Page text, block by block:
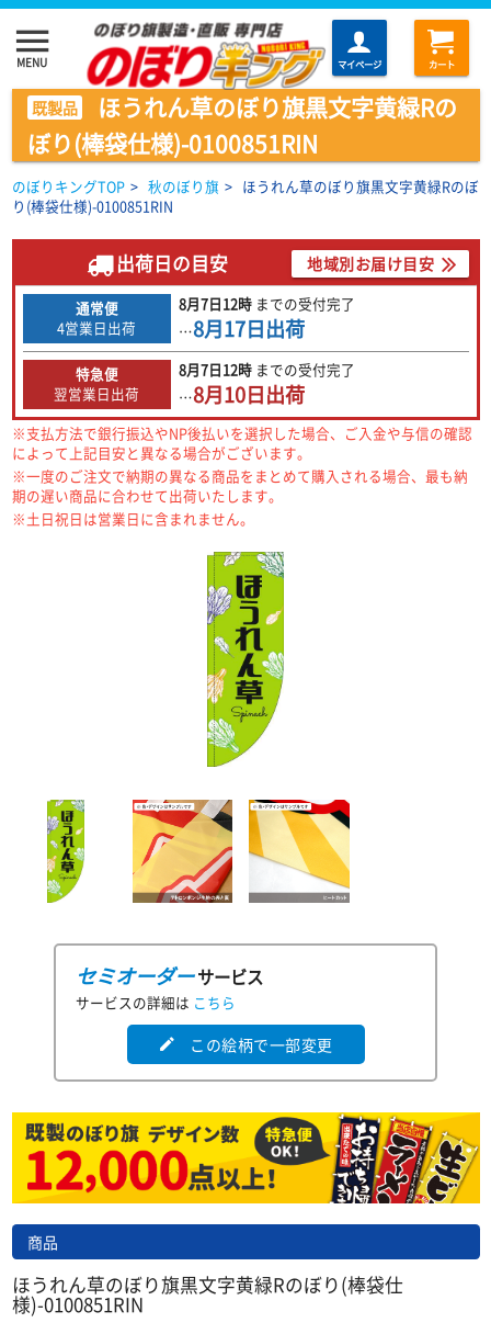
menu
MENU マイページ カート
既製品
ほうれん草のぼり旗黒文字黄緑Rの
ぼり(棒袋仕様)-0100851RIN
のぼりキングTOP > 秋のぼり旗 > ほうれん草のぼり旗黒文字黄緑Rのぼ
り(棒袋仕様)-0100851RIN
出荷日の目安 地域別お届け目安
通常便
4営業日出荷
8月7日12時 までの受付完了
…8月17日出荷
特急便
翌営業日出荷
8月7日12時 までの受付完了
…8月10日出荷
※支払方法で銀行振込やNP後払いを選択した場合、ご入金や与信の確認
によって上記目安と異なる場合がございます。
※一度のご注文で納期の異なる商品をまとめて購入される場合、最も納
期の遅い商品に合わせて出荷いたします。
※土日祝日は営業日に含まれません。
セミオーダーサービス
サービスの詳細は こちら
edit この絵柄で一部変更
商品
ほうれん草のぼり旗黒文字黄緑Rのぼり(棒袋仕
様)-0100851RIN